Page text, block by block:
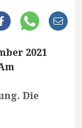
2021
Die